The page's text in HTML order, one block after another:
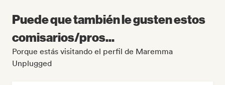
Puede que también le gusten estos
comisarios/pros...
Porque estás visitando el perfil de Maremma
Unplugged